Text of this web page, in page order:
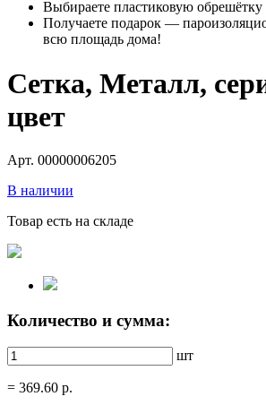
Выбираете пластиковую обрешётку
Получаете подарок —
всю площадь дома!
Сетка, Металл,
цвет
Арт. 00000006205
В наличии
Товар есть на складе
Количество и сумма:
шт
= 369.60 р.